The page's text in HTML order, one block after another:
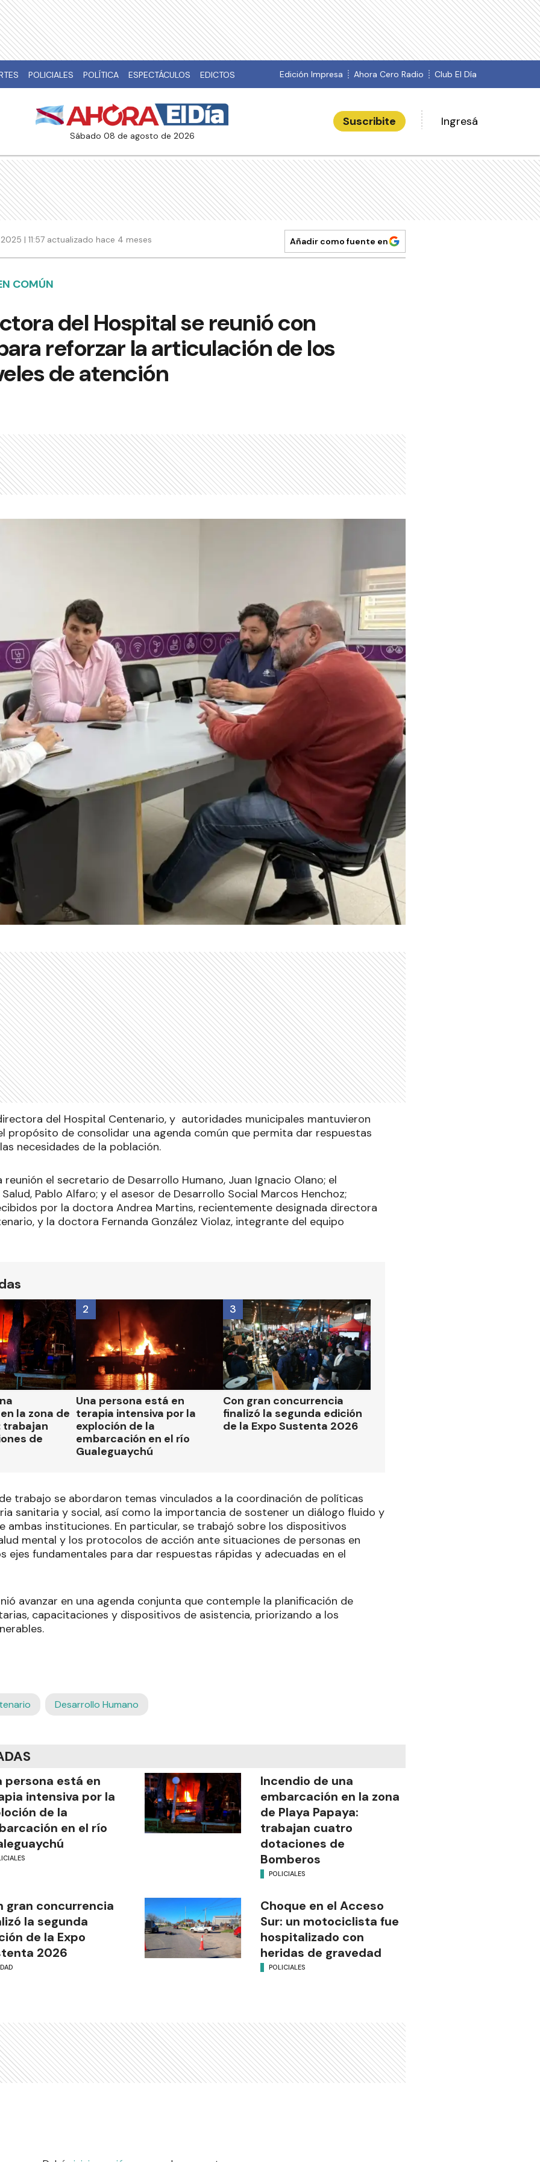
POLICIALES POLÍTICA ESPECTÁCULOS EDICTOS Edición Impresa Ahora Cero Radio Club El Día
sábado 08 de agosto de 2026
Suscribite Ingresá
| 11:57 actualizado hace 4 meses Añadir como fuente en
COMÚN
del Hospital se reunió con
reforzar la articulación de los
de atención
del Hospital Centenario, y autoridades municipales mantuvieron
propósito de consolidar una agenda común que permita dar respuestas
necesidades de la población.
el secretario de Desarrollo Humano, Juan Ignacio Olano; el
Pablo Alfaro; y el asesor de Desarrollo Social Marcos Henchoz;
por la doctora Andrea Martins, recientemente designada directora
y la doctora Fernanda González Violaz, integrante del equipo
la zona de
trabajan
de
Una persona está en
terapia intensiva por la
exploción de la
embarcación en el río
Gualeguaychú
2
Con gran concurrencia
finalizó la segunda edición
de la Expo Sustenta 2026
3
trabajo se abordaron temas vinculados a la coordinación de políticas
sanitaria y social, así como la importancia de sostener un diálogo fluido y
ambas instituciones. En particular, se trabajó sobre los dispositivos
mental y los protocolos de acción ante situaciones de personas en
ejes fundamentales para dar respuestas rápidas y adecuadas en el
avanzar en una agenda conjunta que contemple la planificación de
capacitaciones y dispositivos de asistencia, priorizando a los
Desarrollo Humano
persona está en
intensiva por la
de la
en el río
Incendio de una
embarcación en la zona
de Playa Papaya:
trabajan cuatro
dotaciones de
Bomberos
POLICIALES
gran concurrencia
la segunda
de la Expo
2026
Choque en el Acceso
Sur: un motociclista fue
hospitalizado con
heridas de gravedad
POLICIALES